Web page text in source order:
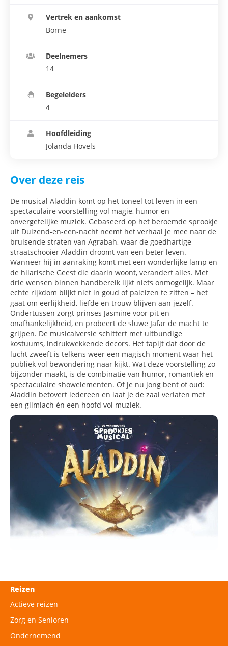
Vertrek en aankomst
Borne
Deelnemers
14
Begeleiders
4
Hoofdleiding
Jolanda Hövels
Over deze reis
De musical Aladdin komt op het toneel tot leven in een
spectaculaire voorstelling vol magie, humor en
onvergetelijke muziek. Gebaseerd op het beroemde sprookje
uit Duizend-en-een-nacht neemt het verhaal je mee naar de
bruisende straten van Agrabah, waar de goedhartige
straatschooier Aladdin droomt van een beter leven.
Wanneer hij in aanraking komt met een wonderlijke lamp en
de hilarische Geest die daarin woont, verandert alles. Met
drie wensen binnen handbereik lijkt niets onmogelijk. Maar
echte rijkdom blijkt niet in goud of paleizen te zitten – het
gaat om eerlijkheid, liefde en trouw blijven aan jezelf.
Ondertussen zorgt prinses Jasmine voor pit en
onafhankelijkheid, en probeert de sluwe Jafar de macht te
grijpen. De musicalversie schittert met uitbundige
kostuums, indrukwekkende decors. Het tapijt dat door de
lucht zweeft is telkens weer een magisch moment waar het
publiek vol bewondering naar kijkt. Wat deze voorstelling zo
bijzonder maakt, is de combinatie van humor, romantiek en
spectaculaire showelementen. Of je nu jong bent of oud:
Aladdin betovert iedereen en laat je de zaal verlaten met
een glimlach én een hoofd vol muziek.
Reizen
Actieve reizen
Zorg en Senioren
Ondernemend